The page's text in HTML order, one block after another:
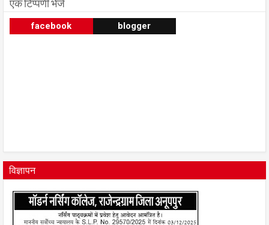
facebook blogger
विज्ञापन